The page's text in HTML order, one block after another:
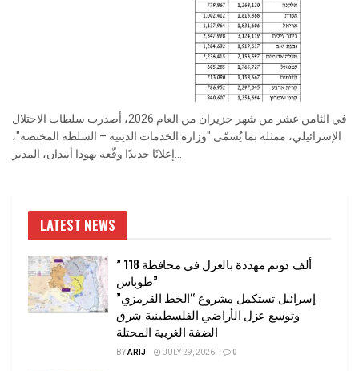
في الثامن عشر من شهر حزيران من العام 2026، أصدرت سلطات الاحتلال
الإسرائيلي، ممثلة بما يُسمّى "وزارة الخدمات الدينية – السلطة المختصة"،
LATEST NEWS
” 118 ألف دونم مهددة بالعزل في محافظة
طوباس”
إسرائيل تستكمل مشروع “الخط القرمزي”
وتوسع عزل الأراضي الفلسطينية شرق
الضفة الغربية المحتلة
BYARIJ JULY 29, 2026 0